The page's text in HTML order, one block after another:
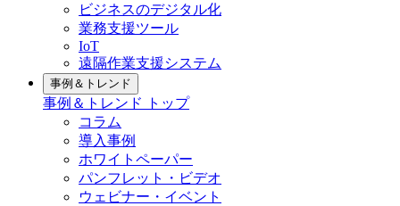
ビジネスのデジタル化
業務支援ツール
IoT
遠隔作業支援システム
事例＆トレンド
事例＆トレンド
トップ
コラム
導入事例
ホワイトペーパー
パンフレット・ビデオ
ウェビナー・イベント